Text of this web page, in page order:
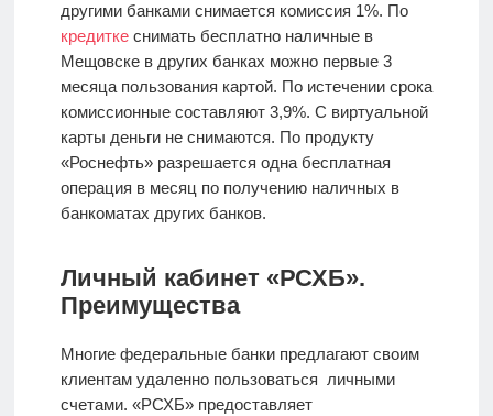
другими банками снимается комиссия 1%. По
кредиткеснимать бесплатно наличные в
Мещовске в других банках можно первые 3
месяца пользования картой. По истечении срока
комиссионные составляют 3,9%. С виртуальной
карты деньги не снимаются. По продукту
«Роснефть» разрешается одна бесплатная
операция в месяц по получению наличных в
банкоматах других банков.
Личный кабинет «РСХБ».
Преимущества
Многие федеральные банки предлагают своим
клиентам удаленно пользоваться личными
счетами. «РСХБ» предоставляет